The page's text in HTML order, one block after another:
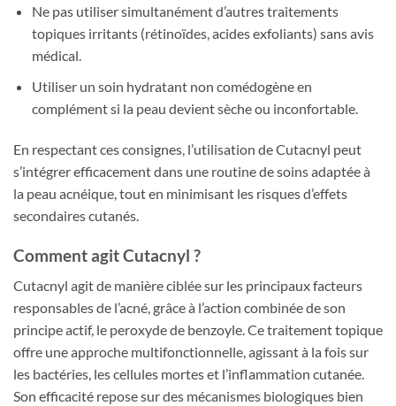
Ne pas utiliser simultanément d’autres traitements
topiques irritants (rétinoïdes, acides exfoliants) sans avis
médical.
Utiliser un soin hydratant non comédogène en
complément si la peau devient sèche ou inconfortable.
En respectant ces consignes, l’utilisation de Cutacnyl peut
s’intégrer efficacement dans une routine de soins adaptée à
la peau acnéique, tout en minimisant les risques d’effets
secondaires cutanés.
Comment agit Cutacnyl ?
Cutacnyl agit de manière ciblée sur les principaux facteurs
responsables de l’acné, grâce à l’action combinée de son
principe actif, le peroxyde de benzoyle. Ce traitement topique
offre une approche multifonctionnelle, agissant à la fois sur
les bactéries, les cellules mortes et l’inflammation cutanée.
Son efficacité repose sur des mécanismes biologiques bien